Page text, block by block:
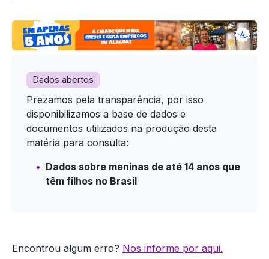
Dados abertos
Prezamos pela transparência, por isso
disponibilizamos a base de dados e
documentos utilizados na produção desta
matéria para consulta:
Dados sobre meninas de até 14 anos que
têm filhos no Brasil
Encontrou algum erro? Nos informe por aqui.